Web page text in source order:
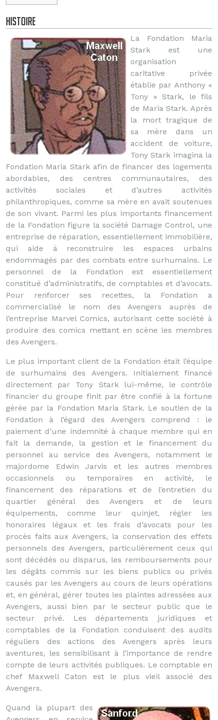
Histoire
La Fondation Maria
Stark est une
organisation
caritative privée
établie par Anthony «
Tony » Stark, le fils
de Maria Stark. Après
la mort tragique de
sa mère dans un
accident de voiture,
Tony Stark imagina la
Fondation Maria Stark afin de financer des logements
abordables, des centres communautaires, des
activités sociales et d’autres activités
philanthropiques, comme sa mère en avait soutenues
de son vivant. Parmi les plus importants financement
de la Fondation figure la société Damage Control, une
entreprise de réparation, essentiellement immobilière,
qui aide à reconstruire les espaces urbains
endommagés par des combats entre surhumains. Le
personnel de la Fondation est essentiellement
constitué d’administratifs, de comptables et d’avocats.
Pour renforcer ses recettes, la Fondation a
commercialisé le nom des Avengers auprès de
l’entreprise Marvel Comics, autorisant cette société à
produire des comics mettant en scène les membres
des Avengers.
Le plus important client de la Fondation était l’équipe
de surhumains des Avengers. Initialement financé
directement par Tony Stark lui-même, le contrôle
financier du groupe finit par être confié à la fortune
gérée par la Fondation Maria Stark. Le soutien de la
Fondation à l’égard des Avengers comprend : le
paiement d’une indemnité à chaque membre qui en
fait la demande, la gestion et le financement du
personnel au service des Avengers, notamment le
majordome Edwin Jarvis et les autres membres
occasionnels ou temporaires en activité, le
financement des réparations et de l’entretien du
quartier général des Avengers et de leurs
équipements, comme leur quinjet, régler les
honoraires légaux et les frais d’avocats pour les
procès faits aux Avengers, la conservation des effets
personnels des Avengers, particulièrement ceux qui
sont décédés ou disparus, les remboursements pour
les dégâts commis sur les biens publics ou privés
causés par les Avengers au cours de leurs opérations
et, en général, gérer toutes les plaintes adressées aux
Avengers, aussi bien par le secteur public que le
secteur privé. Les départements juridiques et
comptables de la Fondation conduisent des audits
réguliers des actions des Avengers après leurs
aventures, les sensibilisant à l’importance de rendre
compte de leurs activités publiques. Le comptable en
chef Maxwell Caton est le plus vieil associé des
Avengers.
Quand la plupart des